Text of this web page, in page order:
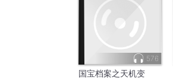
576
国宝档案之天机变